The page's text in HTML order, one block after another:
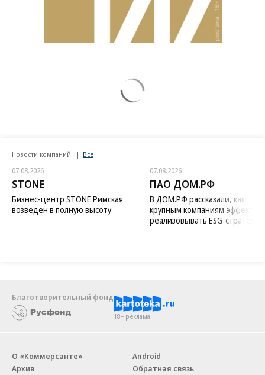
Новости компаний Все
07.08.2026
STONE
Бизнес-центр STONE Римская
возведен в полную высоту
07.08.2026
ПАО ДОМ.РФ
В ДОМ.РФ рассказали, как
крупным компаниям
реализовывать ESG-стратегию
Благотворительный фонд
18+ реклама
О «Коммерсанте»
Архив
Android
Обратная связь